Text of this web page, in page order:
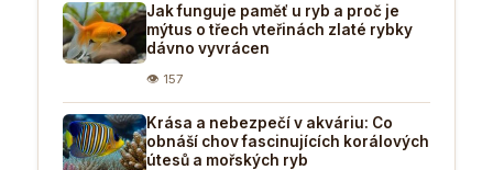
Jak funguje paměť u ryb a proč je
mýtus o třech vteřinách zlaté rybky
dávno vyvrácen
👁 157
Krása a nebezpečí v akváriu: Co
obnáší chov fascinujících korálových
útesů a mořských ryb